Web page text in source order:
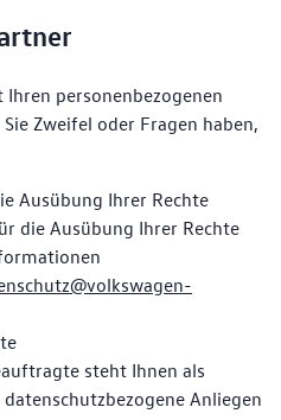
personenbezogenen
Zweifel oder Fragen haben,
Ausübung Ihrer Rechte
die Ausübung Ihrer Rechte
steht Ihnen als
Anliegen